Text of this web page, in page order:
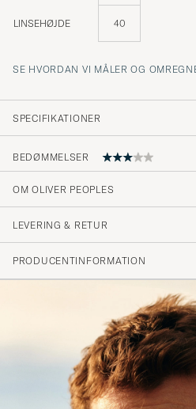
LINSEHØJDE 40
SE HVORDAN VI MÅLER OG
SPECIFIKATIONER
BEDØMMELSER
Har ikke mottatt enda..
HEDDA H KØBTE PÅ
OM OLIVER PEOPLES
LEVERING & RETUR
PRODUCENTINFORMATION